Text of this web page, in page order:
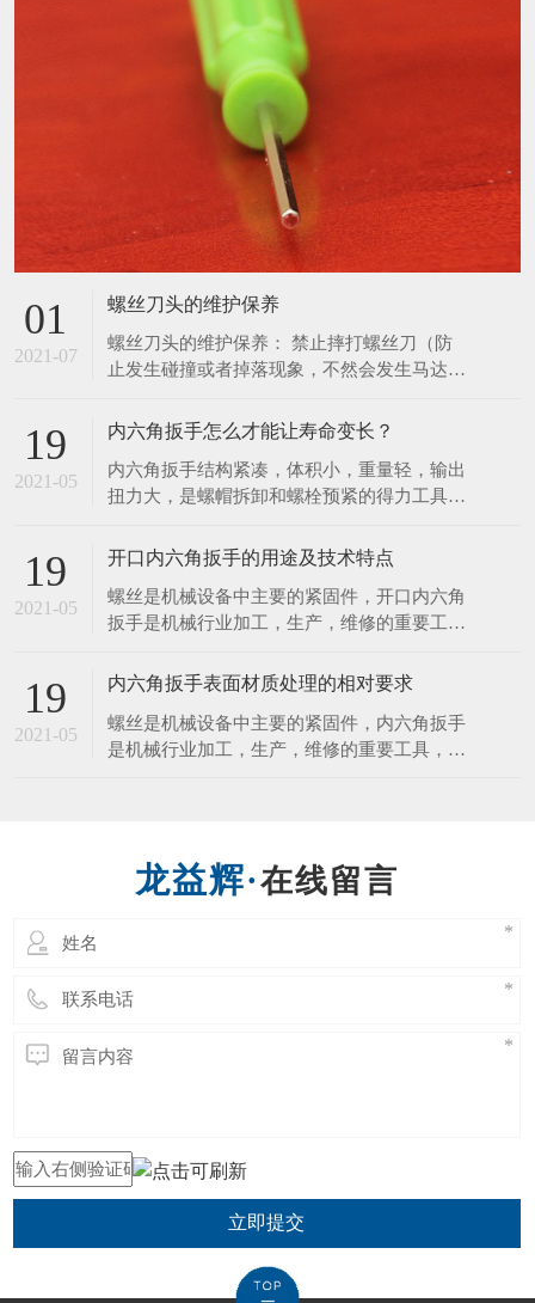
螺丝刀头的维护保养
螺丝刀头的维护保养： 禁止摔打螺丝刀（防
止发生碰撞或者掉落现象，不然会发生马达噪
音以及起子出现晃动的现象）。 拔螺丝刀与
配套控制器的连接插头，应当以插头基部为力
点，不应当用力拉扯电线，避免损坏接触的插
头。 螺丝刀工作时摇晃太大时必须立刻停止
使用，防止更深度地损坏螺丝刀，并通知管理
人员进行维修管理。
2021-05
内六角扳手怎么才能让寿命变长？
内六角扳手结构紧凑，体积小，重量轻，输出
扭力大，是螺帽拆卸和螺栓预紧的得力工具。
扭力控制在此3%范围内，能满足联接预紧高
精度扭 力值的要求。特种工具力矩就是力和
距离的乘积，在紧固螺丝螺栓螺母等螺纹紧固
件时需要控制施加的力矩大小，以保证螺纹紧
固且不至 于因力矩过大破坏螺纹。为了延长
19
2021-05
开口内六角扳手的用途及技术特点
螺丝是机械设备中主要的紧固件，开口内六角
扳手是机械行业加工，生产，维修的重要工
以下几项优点。 1．可快速工作，工作速度比
传统扳手快三至四倍，比快速扳手的工作速度
还要快。 2．一个开口内六角扳手可适用于2
—6种规格的螺丝，而一个双头呆扳手只适用2
19
2021-05
内六角扳手表面材质处理的相对要求
螺丝是机械设备中主要的紧固件，内六角扳手
是机械行业加工，生产，维修的重要工具，该
角扳手的不同材质，对内六角扳手提出对应的
表面处理要求。 1．亮铬：像镜面一样的光
亮； 2．亚铬：无光泽； 3．电泳：黑色，有
亮度，在外加直流电的作用下，使带电粒子在
在线留言